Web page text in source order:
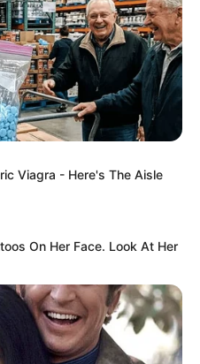
Bleibt kein Teig
fertig.
auskühlen lassen.
mit erwärmter
bestreichen.
Viagra - Here's The Aisle
On Her Face. Look At Her